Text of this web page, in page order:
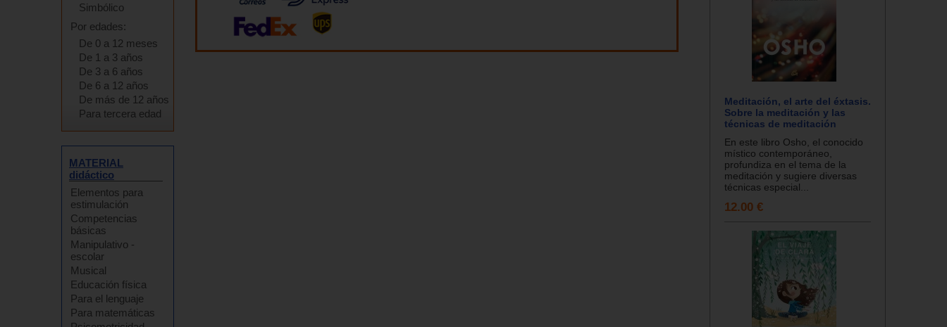
Simbólico
Por edades:
De 0 a 12 meses
De 1 a 3 años
De 3 a 6 años
De 6 a 12 años
De más de 12 años
Para tercera edad
MATERIAL
didáctico
Elementos para
estimulación
Competencias
básicas
Manipulativo -
escolar
Musical
Educación física
Para el lenguaje
Para matemáticas
Meditación, el arte del éxtasis.
Sobre la meditación y las
técnicas de meditación
En este libro Osho, el conocido
místico contemporáneo,
profundiza en el tema de la
meditación y sugiere diversas
técnicas especial...
12.00 €